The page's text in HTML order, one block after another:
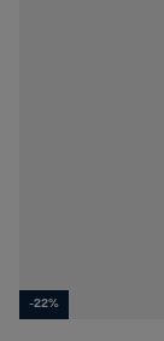
-22%